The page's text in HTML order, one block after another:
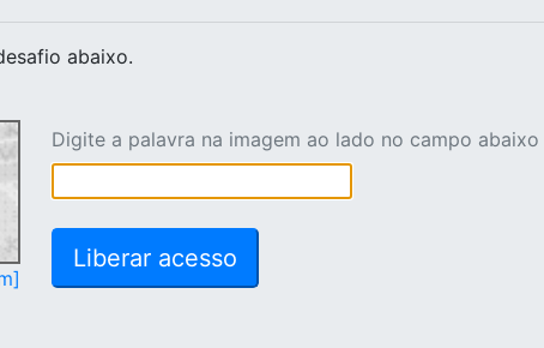
abaixo.
Digite a palavra na imagem ao lado no campo abaixo